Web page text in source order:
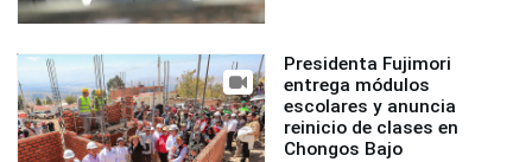
Presidenta Fujimori
entrega módulos
escolares y anuncia
reinicio de clases en
Chongos Bajo